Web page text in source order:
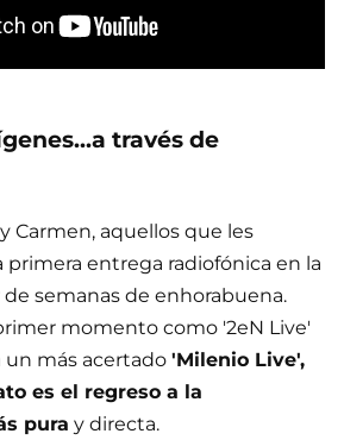
través de
Carmen, aquellos que les
primera entrega radiofónica en la
de semanas de enhorabuena.
momento como '2eN Live'
un más acertado 'Milenio Live',
es el regreso a la
pura y directa.